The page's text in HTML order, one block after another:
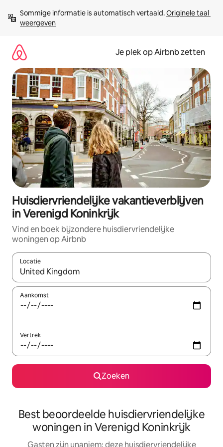
direct
naar
Sommige informatie is automatisch vertaald. Originele taal
weergeven
Je plek op Airbnb zetten
Huisdiervriendelijke vakantieverblijven
in Verenigd Koninkrijk
Vind en boek bijzondere huisdiervriendelijke
woningen op Airbnb
Locatie
Wanneer er resultaten beschikbaar zijn, maak je een keuze
Aankomst
Vertrek
Zoeken
Best beoordeelde huisdiervriendelijke
woningen in Verenigd Koninkrijk
Gasten zijn unaniem: deze huisdiervriendelijke